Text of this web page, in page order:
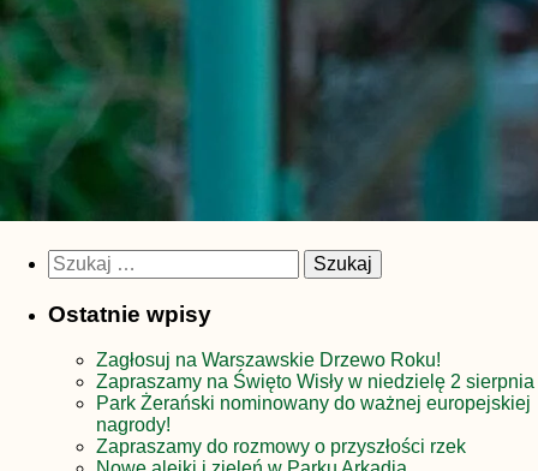
Szukaj:
Ostatnie wpisy
Zagłosuj na Warszawskie Drzewo Roku!
Zapraszamy na Święto Wisły w niedzielę 2 sierpnia
Park Żerański nominowany do ważnej europejskiej
nagrody!
Zapraszamy do rozmowy o przyszłości rzek